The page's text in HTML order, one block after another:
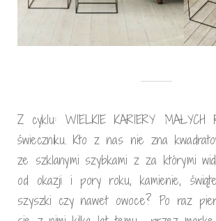
Z cyklu: WIELKIE KARIERY MAŁYCH
świeczniku. Kto z nas nie zna
ze szklanymi szybkami z za którymi
od okazji i pory roku, kamienie,
szyszki czy nawet owoce? Po raz